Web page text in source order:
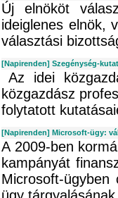
Új elnököt
ideiglenes elnök,
választási
[Napirenden] Szegénység-
Az idei
közgazdász
folytatott
[Napirenden] Microsoft-ügy:
A 2009-ben
kampányát
Microsoft-